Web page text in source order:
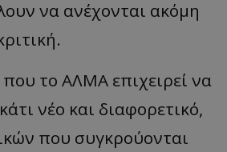
να ανέχονται ακόμη
το ΑΛΜΑ επιχειρεί να
νέο και διαφορετικό,
που συγκρούονται